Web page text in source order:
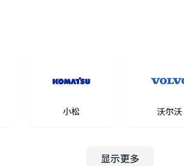
小松 沃尔沃
显示更多